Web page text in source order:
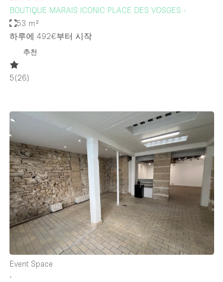
Air Conditioning
Garden
Ground Floor
Haussmann Style
Industrial
Kitchen
Lighting
Living Space
BOUTIQUE MARAIS ICONIC PLACE DES VOSGES -
53 m²
하루에 492€부터 시작
추천
5(26)
Event Space
∙